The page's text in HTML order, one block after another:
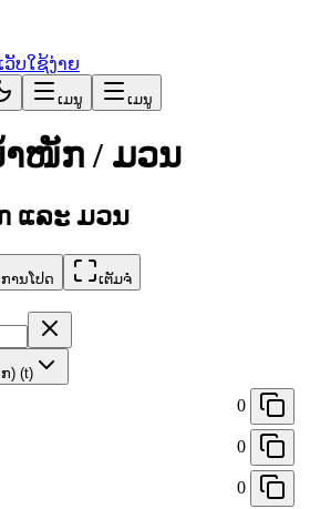
ວັບໃຊ້ງ່າຍ
ເມນູ ເມນູ
ຳໜັກ / ມວນ
ແລະ ມວນ
ານໂປດ ເຕັມຈໍ
) (t)
0
0
0